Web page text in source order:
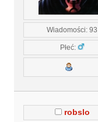
Wiadomości: 93
Płeć:
robslo